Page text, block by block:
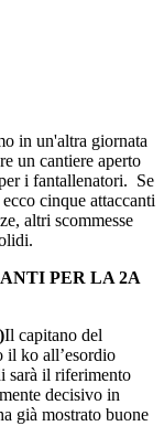
in un'altra giornata
un cantiere aperto
i fantallenatori. Se
cinque attaccanti
altri scommesse
PER LA 2A
Il capitano del
il ko all’esordio
sarà il riferimento
decisivo in
già mostrato buone